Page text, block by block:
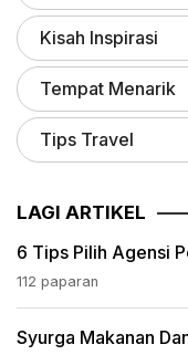
Kisah Inspirasi
Tempat Menarik
Tips Travel
LAGI ARTIKEL
6 Tips Pilih Agensi
112 paparan
Syurga Makanan